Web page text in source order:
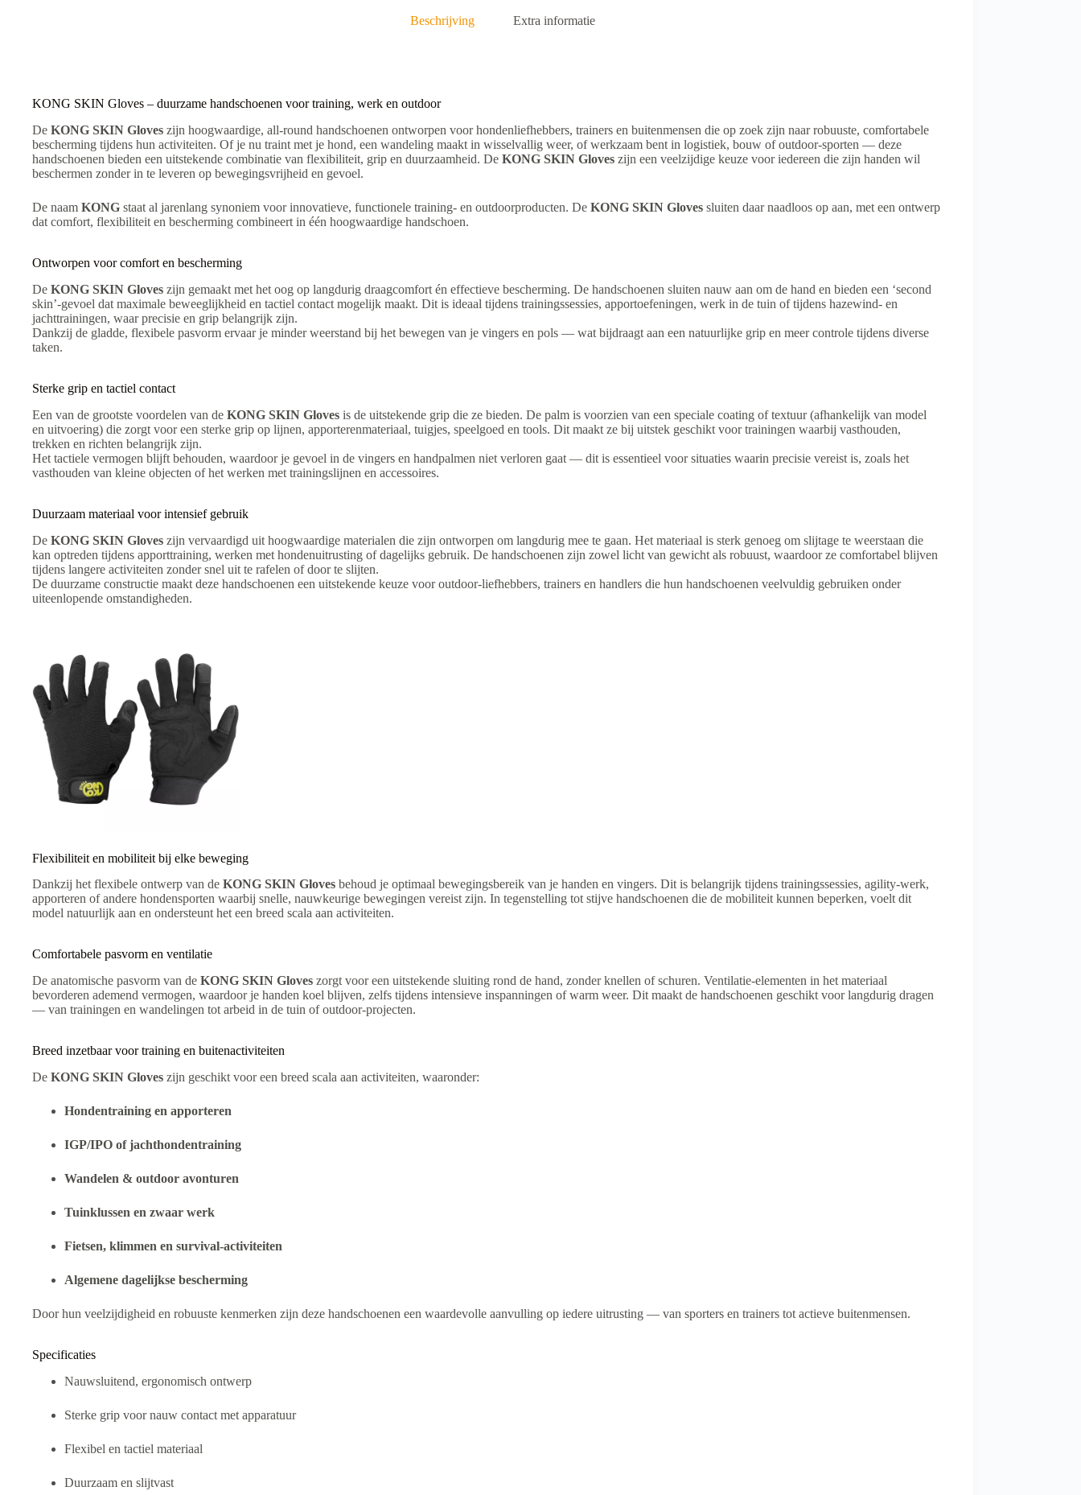
Beschrijving Extra informatie
KONG SKIN Gloves – duurzame handschoenen voor training, werk en outdoor
De KONG SKIN Gloves zijn hoogwaardige, all-round handschoenen ontworpen voor hondenliefhebbers, trainers en buitenmensen die op zoek zijn naar robuuste, comfortabele
bescherming tijdens hun activiteiten. Of je nu traint met je hond, een wandeling maakt in wisselvallig weer, of werkzaam bent in logistiek, bouw of outdoor-sporten — deze
handschoenen bieden een uitstekende combinatie van flexibiliteit, grip en duurzaamheid. De KONG SKIN Gloves zijn een veelzijdige keuze voor iedereen die zijn handen wil
beschermen zonder in te leveren op bewegingsvrijheid en gevoel.
De naam KONG staat al jarenlang synoniem voor innovatieve, functionele training- en outdoorproducten. De KONG SKIN Gloves sluiten daar naadloos op aan, met een ontwerp
dat comfort, flexibiliteit en bescherming combineert in één hoogwaardige handschoen.
Ontworpen voor comfort en bescherming
De KONG SKIN Gloves zijn gemaakt met het oog op langdurig draagcomfort én effectieve bescherming. De handschoenen sluiten nauw aan om de hand en bieden een ‘second
skin’-gevoel dat maximale beweeglijkheid en tactiel contact mogelijk maakt. Dit is ideaal tijdens trainingssessies, apportoefeningen, werk in de tuin of tijdens hazewind- en
jachttrainingen, waar precisie en grip belangrijk zijn.
Dankzij de gladde, flexibele pasvorm ervaar je minder weerstand bij het bewegen van je vingers en pols — wat bijdraagt aan een natuurlijke grip en meer controle tijdens diverse
taken.
Sterke grip en tactiel contact
Een van de grootste voordelen van de KONG SKIN Gloves is de uitstekende grip die ze bieden. De palm is voorzien van een speciale coating of textuur (afhankelijk van model
en uitvoering) die zorgt voor een sterke grip op lijnen, apporterenmateriaal, tuigjes, speelgoed en tools. Dit maakt ze bij uitstek geschikt voor trainingen waarbij vasthouden,
trekken en richten belangrijk zijn.
Het tactiele vermogen blijft behouden, waardoor je gevoel in de vingers en handpalmen niet verloren gaat — dit is essentieel voor situaties waarin precisie vereist is, zoals het
vasthouden van kleine objecten of het werken met trainingslijnen en accessoires.
Duurzaam materiaal voor intensief gebruik
De KONG SKIN Gloves zijn vervaardigd uit hoogwaardige materialen die zijn ontworpen om langdurig mee te gaan. Het materiaal is sterk genoeg om slijtage te weerstaan die
kan optreden tijdens apporttraining, werken met hondenuitrusting of dagelijks gebruik. De handschoenen zijn zowel licht van gewicht als robuust, waardoor ze comfortabel blijven
tijdens langere activiteiten zonder snel uit te rafelen of door te slijten.
De duurzame constructie maakt deze handschoenen een uitstekende keuze voor outdoor-liefhebbers, trainers en handlers die hun handschoenen veelvuldig gebruiken onder
uiteenlopende omstandigheden.
Flexibiliteit en mobiliteit bij elke beweging
Dankzij het flexibele ontwerp van de KONG SKIN Gloves behoud je optimaal bewegingsbereik van je handen en vingers. Dit is belangrijk tijdens trainingssessies, agility-werk,
apporteren of andere hondensporten waarbij snelle, nauwkeurige bewegingen vereist zijn. In tegenstelling tot stijve handschoenen die de mobiliteit kunnen beperken, voelt dit
model natuurlijk aan en ondersteunt het een breed scala aan activiteiten.
Comfortabele pasvorm en ventilatie
De anatomische pasvorm van de KONG SKIN Gloves zorgt voor een uitstekende sluiting rond de hand, zonder knellen of schuren. Ventilatie-elementen in het materiaal
bevorderen ademend vermogen, waardoor je handen koel blijven, zelfs tijdens intensieve inspanningen of warm weer. Dit maakt de handschoenen geschikt voor langdurig dragen
— van trainingen en wandelingen tot arbeid in de tuin of outdoor-projecten.
Breed inzetbaar voor training en buitenactiviteiten
De KONG SKIN Gloves zijn geschikt voor een breed scala aan activiteiten, waaronder:
Hondentraining en apporteren
IGP/IPO of jachthondentraining
Wandelen & outdoor avonturen
Tuinklussen en zwaar werk
Fietsen, klimmen en survival-activiteiten
Algemene dagelijkse bescherming
Door hun veelzijdigheid en robuuste kenmerken zijn deze handschoenen een waardevolle aanvulling op iedere uitrusting — van sporters en trainers tot actieve buitenmensen.
Specificaties
Nauwsluitend, ergonomisch ontwerp
Sterke grip voor nauw contact met apparatuur
Flexibel en tactiel materiaal
Duurzaam en slijtvast